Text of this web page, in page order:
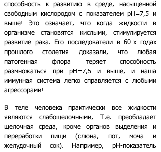
способность к развитию в среде, насыщенной
свободным кислородом с показателем pH=7,5 и
выше! Это означает, что когда жидкости в
организме становятся кислыми, стимулируется
развитие рака. Его последователи в 60-х годах
прошлого столетия доказали, что любая
патогенная флора теряет способность
размножаться при pH=7,5 и выше, и наша
иммунная система легко справляется с любыми
агрессорами!
В теле человека практически все жидкости
являются слабощелочными, Т.е. преобладает
щелочная среда, кроме органов выделения и
переработки пищи (слюна, пот, моча и
желудочный сок). Например, рН-показатель